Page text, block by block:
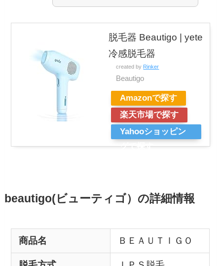
脱毛器 Beautigo | yete
冷感脱毛器
created by Rinker
Beautigo
Amazonで探す
楽天市場で探す
Yahooショッピン
グで探す
beautigo(ビューティゴ）の詳細情報
商品名 ＢＥＡＵＴＩＧＯ